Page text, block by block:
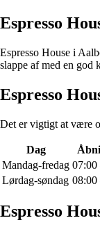
Espresso
Espresso House i
slappe af med en god
Espresso
Det er vigtigt at være
Dag
Mandag-fredag 07:00
Lørdag-søndag 08:00
Espresso